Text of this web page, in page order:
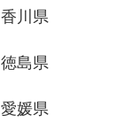
香川県
徳島県
愛媛県